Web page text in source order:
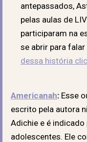
antepassados,
pelas aulas de
participaram na
se abrir para
dessa história
Americanah: Esse
escrito pela autora
Adichie e é
adolescentes. Ele